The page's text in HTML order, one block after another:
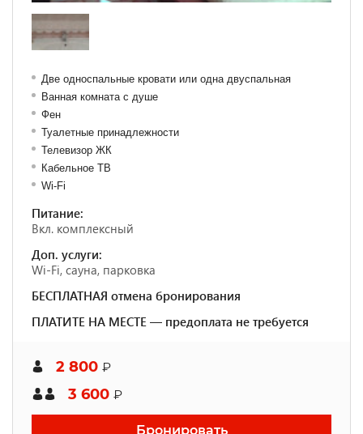
Две односпальные кровати или одна двуспальная
Ванная комната с душе
Фен
Туалетные принадлежности
Телевизор ЖК
Кабельное ТВ
Wi-Fi
Питание:
Вкл. комплексный
Доп. услуги:
Wi-Fi, сауна, парковка
БЕСПЛАТНАЯ отмена бронирования
ПЛАТИТЕ НА МЕСТЕ — предоплата не требуется
2 800 ₽
3 600 ₽
Бронировать